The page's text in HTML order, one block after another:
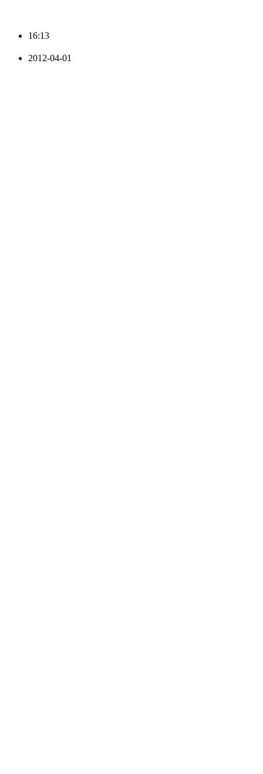
16:13
2012-04-01